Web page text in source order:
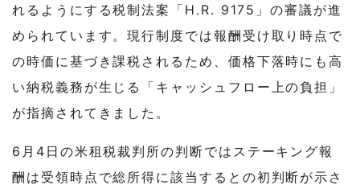
れるようにする税制法案「H.R. 9175」の審議が進
められています。現行制度では報酬受け取り時点で
の時価に基づき課税されるため、価格下落時にも高
い納税義務が生じる「キャッシュフロー上の負担」
が指摘されてきました。
6月4日の米租税裁判所の判断ではステーキング報
酬は受領時点で総所得に該当するとの初判断が示さ